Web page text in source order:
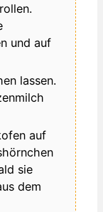
und auf
lassen.
auf
sie
dem